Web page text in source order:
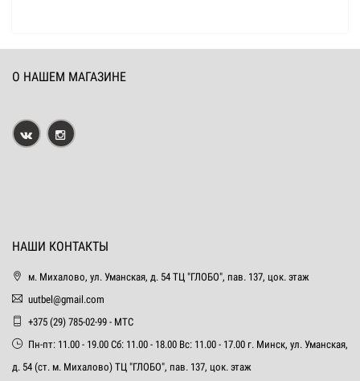
О НАШЕМ МАГАЗИНЕ
НАШИ КОНТАКТЫ
м. Михалово, ул. Уманская, д. 54 ТЦ "ГЛОБО", пав. 137, цок. этаж
uutbel@gmail.com
+375 (29) 785-02-99 - МТС
Пн-пт: 11.00 - 19.00 Сб: 11.00 - 18.00 Вс: 11.00 - 17.00 г. Минск, ул. Уманская,
д. 54 (ст. м. Михалово) ТЦ "ГЛОБО", пав. 137, цок. этаж